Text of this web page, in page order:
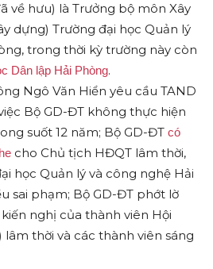
về hưu) là Trưởng bộ môn Xây
dựng) Trường đại học Quản lý
trong thời kỳ trường này còn
Dân lập Hải Phòng.
Ngô Văn Hiển yêu cầu TAND
Bộ GD-ĐT không thực hiện
suốt 12 năm; Bộ GD-ĐT có
cho Chủ tịch HĐQT lâm thời,
học Quản lý và công nghệ Hải
sai phạm; Bộ GD-ĐT phớt lờ
nghị của thành viên Hội
thời và các thành viên sáng